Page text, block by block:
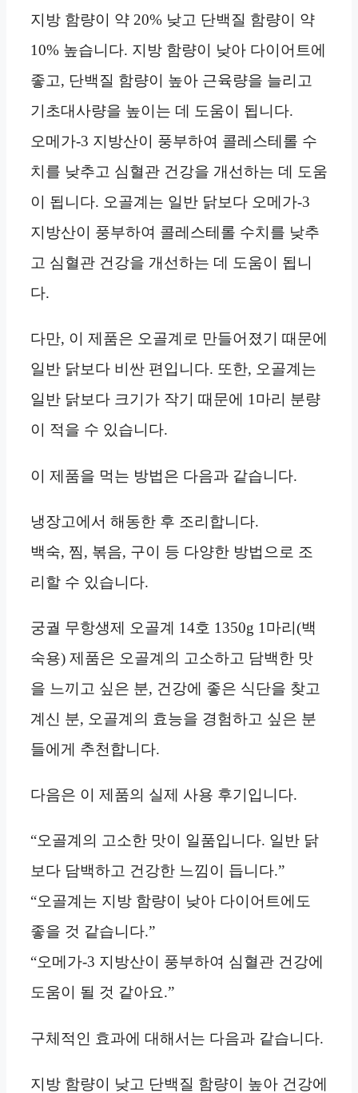
지방 함량이 약 20% 낮고 단백질 함량이 약
10% 높습니다. 지방 함량이 낮아 다이어트에
좋고, 단백질 함량이 높아 근육량을 늘리고
기초대사량을 높이는 데 도움이 됩니다.
오메가-3 지방산이 풍부하여 콜레스테롤 수
치를 낮추고 심혈관 건강을 개선하는 데 도움
이 됩니다. 오골계는 일반 닭보다 오메가-3
지방산이 풍부하여 콜레스테롤 수치를 낮추
고 심혈관 건강을 개선하는 데 도움이 됩니
다.
다만, 이 제품은 오골계로 만들어졌기 때문에
일반 닭보다 비싼 편입니다. 또한, 오골계는
일반 닭보다 크기가 작기 때문에 1마리 분량
이 적을 수 있습니다.
이 제품을 먹는 방법은 다음과 같습니다.
냉장고에서 해동한 후 조리합니다.
백숙, 찜, 볶음, 구이 등 다양한 방법으로 조
리할 수 있습니다.
궁궐 무항생제 오골계 14호 1350g 1마리(백
숙용) 제품은 오골계의 고소하고 담백한 맛
을 느끼고 싶은 분, 건강에 좋은 식단을 찾고
계신 분, 오골계의 효능을 경험하고 싶은 분
들에게 추천합니다.
다음은 이 제품의 실제 사용 후기입니다.
“오골계의 고소한 맛이 일품입니다. 일반 닭
보다 담백하고 건강한 느낌이 듭니다.”
“오골계는 지방 함량이 낮아 다이어트에도
좋을 것 같습니다.”
“오메가-3 지방산이 풍부하여 심혈관 건강에
도움이 될 것 같아요.”
구체적인 효과에 대해서는 다음과 같습니다.
지방 함량이 낮고 단백질 함량이 높아 건강에